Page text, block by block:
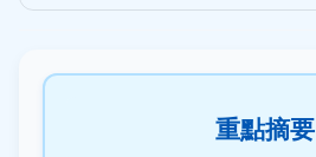
重點摘要